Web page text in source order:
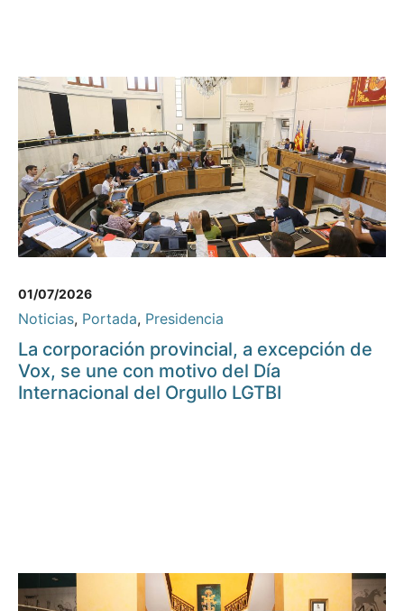
01/07/2026
Noticias, Portada, Presidencia
La corporación provincial, a excepción de
Vox, se une con motivo del Día
Internacional del Orgullo LGTBI